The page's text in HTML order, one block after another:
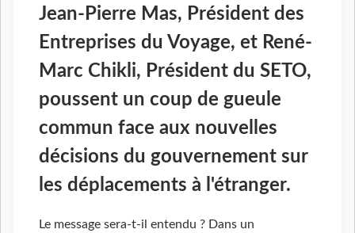
Jean-Pierre Mas, Président des
Entreprises du Voyage, et René-
Marc Chikli, Président du SETO,
poussent un coup de gueule
commun face aux nouvelles
décisions du gouvernement sur
les déplacements à l'étranger.
Le message sera-t-il entendu ? Dans un